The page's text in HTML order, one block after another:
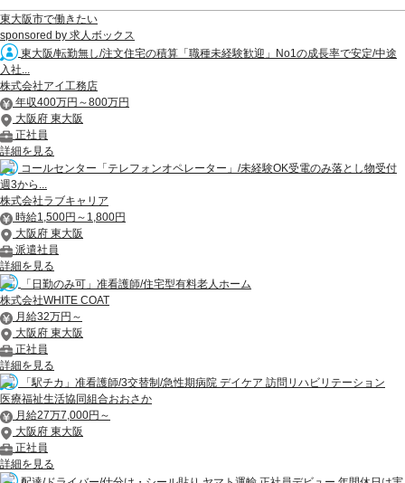
東大阪市で働きたい
sponsored by 求人ボックス
東大阪/転勤無し/注文住宅の積算「職種未経験歓迎」No1の成長率で安定/中途
入社...
株式会社アイ工務店
年収400万円～800万円
大阪府 東大阪
正社員
詳細を見る
コールセンター「テレフォンオペレーター」/未経験OK受電のみ落とし物受付
週3から...
株式会社ラブキャリア
時給1,500円～1,800円
大阪府 東大阪
派遣社員
詳細を見る
「日勤のみ可」准看護師/住宅型有料老人ホーム
株式会社WHITE COAT
月給32万円～
大阪府 東大阪
正社員
詳細を見る
「駅チカ」准看護師/3交替制/急性期病院 デイケア 訪問リハビリテーション
医療福祉生活協同組合おおさか
月給27万7,000円～
大阪府 東大阪
正社員
詳細を見る